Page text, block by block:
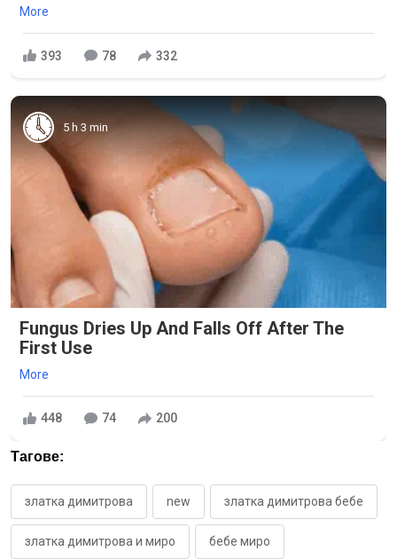
More
393 78 332
5 h 3 min
Fungus Dries Up And Falls Off After The
First Use
More
448 74 200
Тагове:
златка димитрова new златка димитрова бебе
златка димитрова и миро бебе миро